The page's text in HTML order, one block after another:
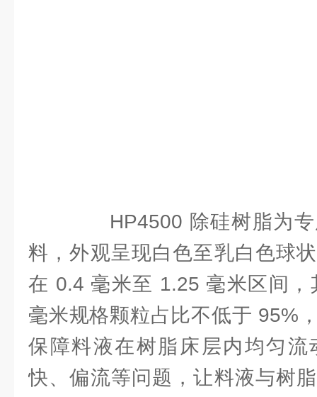
HP4500 除硅树脂为专
料，外观呈现白色至乳白色球
在 0.4 毫米至 1.25 毫米区间
毫米规格颗粒占比不低于 95%
保障料液在树脂床层内均匀流
快、偏流等问题，让料液与树